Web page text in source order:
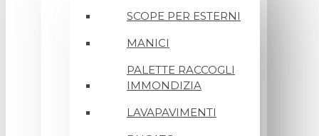
SCOPE PER ESTERNI
MANICI
PALETTE RACCOGLI
IMMONDIZIA
LAVAPAVIMENTI